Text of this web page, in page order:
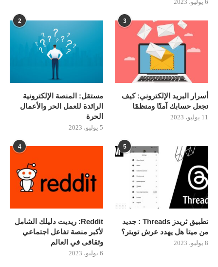
6 يوليو، 2023
2
مستقل: المنصة الإلكترونية
الرائدة للعمل الحر والأعمال
الحرة
5 يوليو، 2023
3
أسرار البريد الإلكتروني: كيف
تجعل حسابك آمنًا ومنظمًا
11 يوليو، 2023
4
Reddit: ريديت دليلك الشامل
لأكبر منصة تفاعل اجتماعي
وثقافى في العالم
6 يوليو، 2023
5
تطبيق ثريدز Threads : جديد
من ميتا هل يهدد عرش تويتر؟
8 يوليو، 2023